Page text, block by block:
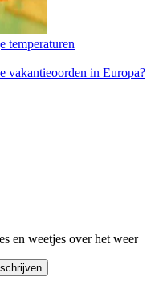
temperaturen
vakantieoorden in Europa?
en weetjes over het weer